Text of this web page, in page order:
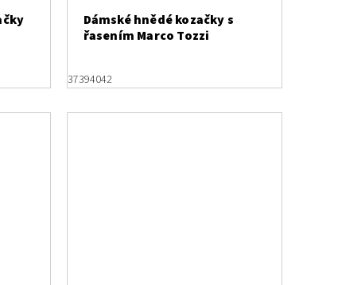
Dámské hnědé kozačky s
řasením Marco Tozzi
37394042